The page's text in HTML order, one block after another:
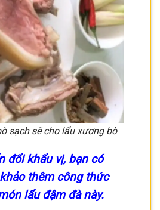
sạch sẽ cho lẩu xương bò
đổi khẩu vị, bạn có
thêm công thức
lẩu đậm đà này.